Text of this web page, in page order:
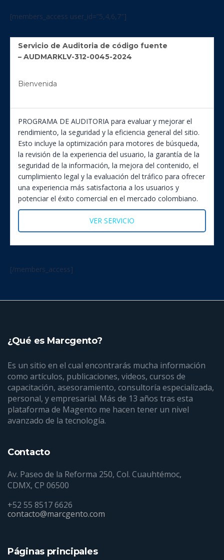
[members_access user_id=”5,4,6,7″]
Servicio de Auditoria de código fuente
– AUDMARKLV-312-0045-2024
Bienvenida
PROGRAMA DE AUDITORIA para evaluar y mejorar el
rendimiento, la seguridad y la eficiencia general del sitio.
Esto incluye la optimización para motores de búsqueda,
la revisión de la experiencia del usuario, la garantía de la
seguridad de la información, la mejora del contenido, el
cumplimiento legal y la evaluación del tráfico para ofrecer
una experiencia más satisfactoria a los usuarios y
potenciar el éxito comercial en el mercado colombiano.
VER SERVICIO
[/members_access]
¿Qué es Marcgento?
Es un sitio en el cual encontrarás mucha información
como artículos, publicaciones, videos, cursos de
capacitación, asesoramiento, consultoría especializada,
personal, y empresarial. Más de 13 años tras esta
plataforma de Magento me hacen tener un nivel
avanzado de la tecnología.
Contacto
Av. Paseo de la Reforma 250, Col. Cuauhtémoc,
CDMX, CP 06500
+52 55 8517 6626
contacto@marcgento.com
Páginas principales